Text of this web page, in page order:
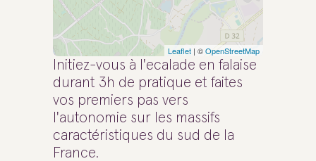
Leaflet | ©OpenStreetMap
Initiez-vous à l'ecalade en falaise
durant 3h de pratique et faites
vos premiers pas vers
l'autonomie sur les massifs
caractéristiques du sud de la
France.